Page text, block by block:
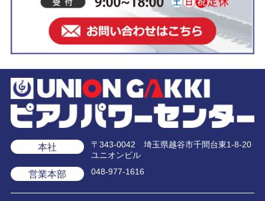
本社
〒343-0042 埼玉県越谷市千間台東1-8-20
ユニオンビル
営業本部 048-977-1616